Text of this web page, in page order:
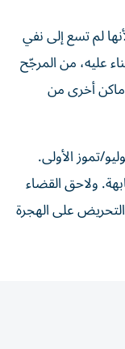
لم تسع إلى نفي
عليه، من المرجّح
أخرى من
تموز الأولى.
ولاحق القضاء
شخصاً بتهمة التحريض على الهجرة